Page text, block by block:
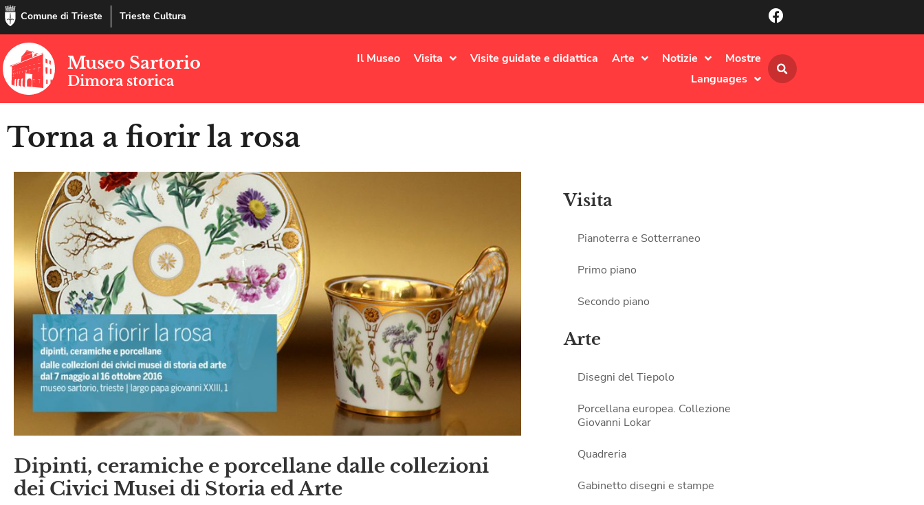
Comune di Trieste Trieste Cultura
Museo Sartorio
Dimora storica
Il Museo Visita Visite guidate e didattica Arte Notizie
Mostre
Languages
Torna a fiorir la rosa
Dipinti, ceramiche e porcellane dalle collezioni
dei Civici Musei di Storia ed Arte
Visita
Pianoterra e Sotterraneo
Primo piano
Secondo piano
Arte
Disegni del Tiepolo
Porcellana europea. Collezione
Giovanni Lokar
Quadreria
Gabinetto disegni e stampe